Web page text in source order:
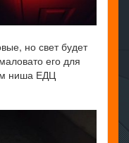
но свет будет
его для
ниша ЕДЦ